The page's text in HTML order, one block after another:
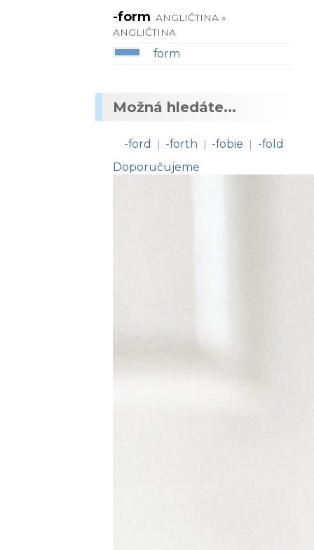
-form ANGLIČTINA »
ANGLIČTINA
form
Možná hledáte...
-ford | -forth | -fobie |
-fold
Doporučujeme